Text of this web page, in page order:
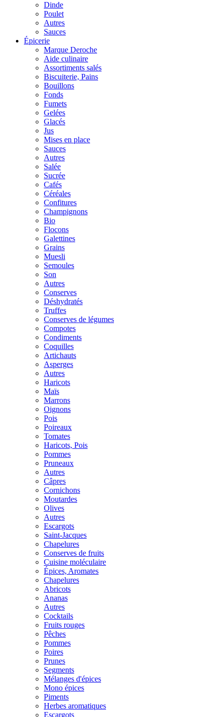
Dinde
Poulet
Autres
Sauces
Épicerie
Marque Deroche
Aide culinaire
Assortiments salés
Biscuiterie, Pains
Bouillons
Fonds
Fumets
Gelées
Glacés
Jus
Mises en place
Sauces
Autres
Salée
Sucrée
Cafés
Céréales
Confitures
Champignons
Bio
Flocons
Galettines
Grains
Muesli
Semoules
Son
Autres
Conserves
Déshydratés
Truffes
Conserves de légumes
Compotes
Condiments
Coquilles
Artichauts
Asperges
Autres
Haricots
Maïs
Marrons
Oignons
Pois
Poireaux
Tomates
Haricots, Pois
Pommes
Pruneaux
Autres
Câpres
Cornichons
Moutardes
Olives
Autres
Escargots
Saint-Jacques
Chapelures
Conserves de fruits
Cuisine moléculaire
Épices, Aromates
Chapelures
Abricots
Ananas
Autres
Cocktails
Fruits rouges
Pêches
Pommes
Poires
Prunes
Segments
Mélanges d'épices
Mono épices
Piments
Herbes aromatiques
Escargots